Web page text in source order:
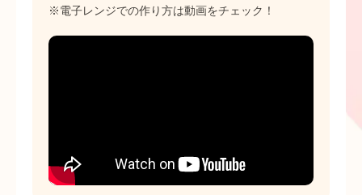
※電子レンジでの作り方は動画をチェック！